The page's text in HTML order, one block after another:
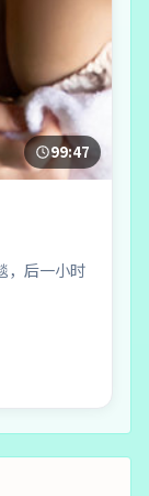
99:47
，后一小时